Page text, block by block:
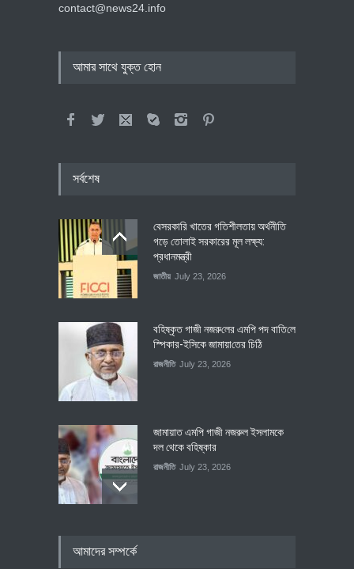
contact@news24.info
আমার সাথে যুক্ত হোন
সর্বশেষ
বেসরকারি খাতের গতিশীলতায় অর্থনীতি
গড়ে তোলাই সরকারের মূল লক্ষ্য:
প্রধানমন্ত্রী
জাতীয় July 23, 2026
বহিষ্কৃত গাজী নজরু‌লের এম‌পি পদ বা‌তি‌লে
স্পিকার-ইসিকে জামায়া‌তের চি‌ঠি
রাজনীতি July 23, 2026
জামায়াত এমপি গাজী নজরুল ইসলামকে
দল থেকে বহিষ্কার
রাজনীতি July 23, 2026
আমাদের সম্পর্কে